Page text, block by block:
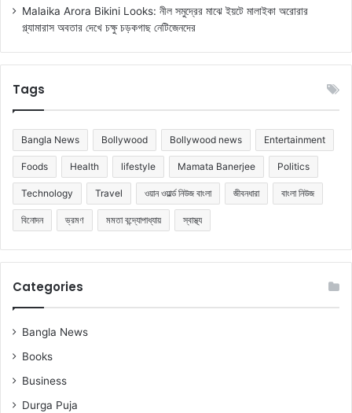
Malaika Arora Bikini Looks: নীল সমুদ্রের মাঝে ইয়টে মালাইকা অরোরার
গ্ল্যামারাস অবতার দেখে চক্ষু চড়কগাছ নেটিজেনদের
Tags
Bangla News Bollywood Bollywood news Entertainment
Foods Health lifestyle Mamata Banerjee Politics
Technology Travel ওয়ান ওয়ার্ল্ড নিউজ বাংলা জীবনধারা বাংলা নিউজ
বিনোদন ভ্রমণ মমতা বন্দ্যোপাধ্যায় স্বাস্থ্য
Categories
Bangla News
Books
Business
Durga Puja